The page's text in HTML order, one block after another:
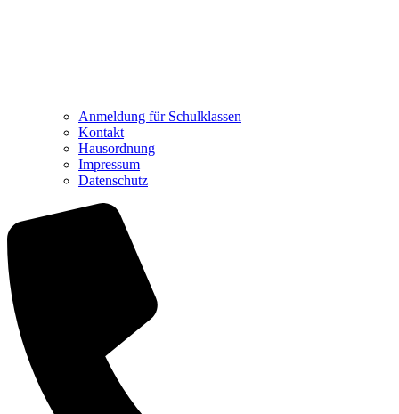
Anmeldung für Schulklassen
Kontakt
Hausordnung
Impressum
Datenschutz